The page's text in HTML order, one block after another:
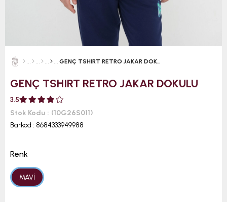
GENÇ TSHIRT RETRO JAKAR DOKULU
GENÇ TSHIRT RETRO JAKAR DOKULU
3.5
Stok Kodu
(10G26S011)
Barkod : 8684333949988
Renk
MAVİ